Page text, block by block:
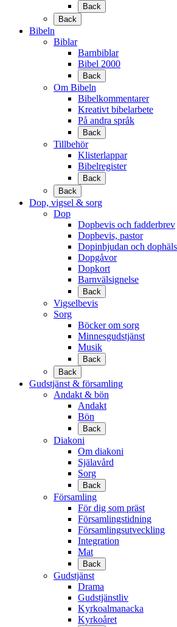
Back
Back
Bibeln
Biblar
Barnbiblar
Bibel 2000
Back
Om Bibeln
Bibelkommentarer
Kreativt bibelarbete
På andra språk
Back
Tillbehör
Klisterlappar
Bibelregister
Back
Back
Dop, vigsel & sorg
Dop
Dopbevis och fadderbrev
Dopbevis, pastor
Dopinbjudan och
Dopgåvor
Dopkort
Barnvälsignelse
Back
Vigselbevis
Sorg
Böcker om sorg
Minnesgudstjänst
Musik
Back
Back
Gudstjänst & församling
Andakt & bön
Andakt
Bön
Back
Diakoni
Om diakoni
Själavård
Sorg
Back
Församling
För dig som präst
Församlingstidning
Församlingsutveckling
Integration
Mat
Back
Gudstjänst
Drama
Gudstjänstliv
Kyrkoalmanacka
Kyrkoåret